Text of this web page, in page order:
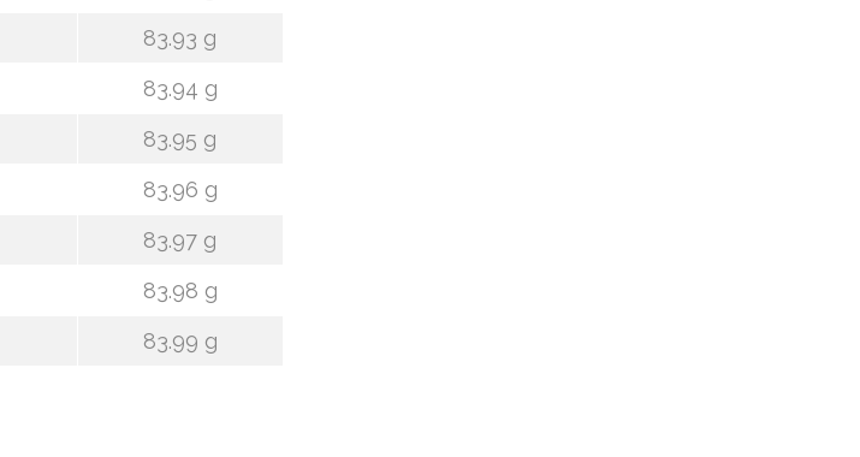
83.93 g
83.94 g
83.95 g
83.96 g
83.97 g
83.98 g
83.99 g